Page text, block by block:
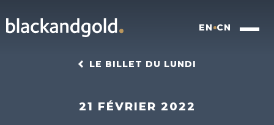
EN CN
LE BILLET DU LUNDI
21 FÉVRIER 2022